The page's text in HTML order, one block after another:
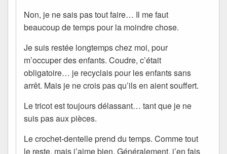
Non, je ne sais pas tout faire… Il me faut
beaucoup de temps pour la moindre chose.
Je suis restée longtemps chez moi, pour
m’occuper des enfants. Coudre, c’était
obligatoire… je recyclais pour les enfants sans
arrêt. Mais je ne crois pas qu’ils en aient souffert.
Le tricot est toujours délassant… tant que je ne
suis pas aux pièces.
Le crochet-dentelle prend du temps. Comme tout
le reste, mais j’aime bien. Généralement, j’en fais